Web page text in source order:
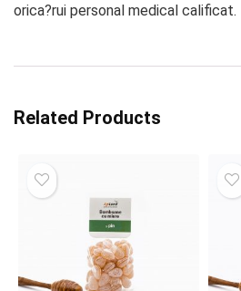
orica?rui personal medical
Related Products